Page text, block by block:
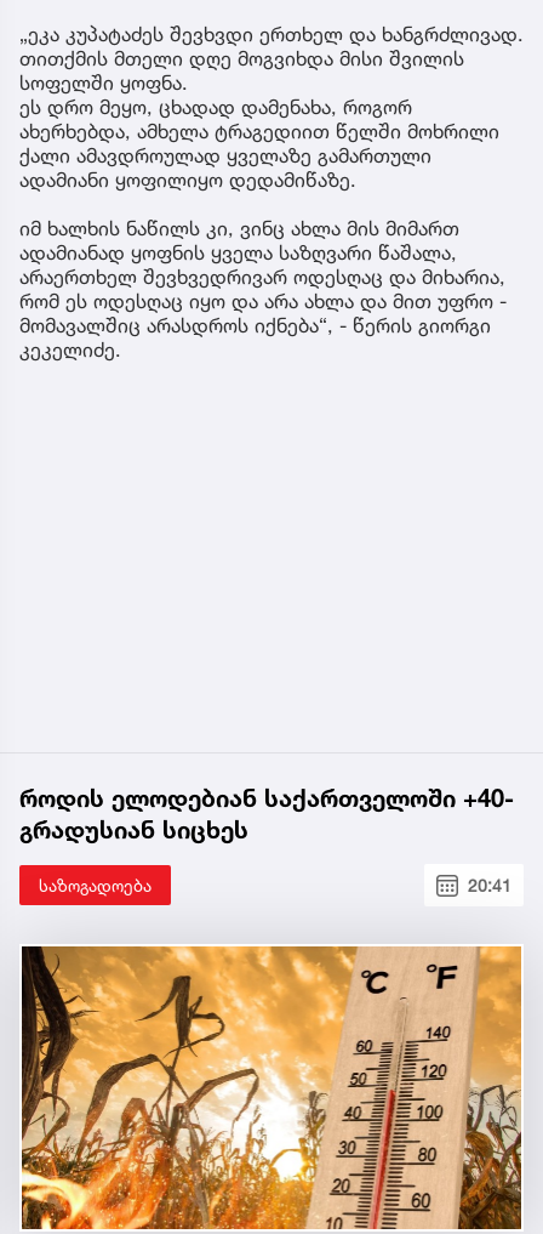
„ეკა კუპატაძეს შევხვდი ერთხელ და ხანგრძლივად.
თითქმის მთელი დღე მოგვიხდა მისი შვილის
სოფელში ყოფნა.
ეს დრო მეყო, ცხადად დამენახა, როგორ
ახერხებდა, ამხელა ტრაგედიით წელში მოხრილი
ქალი ამავდროულად ყველაზე გამართული
ადამიანი ყოფილიყო დედამიწაზე.
იმ ხალხის ნაწილს კი, ვინც ახლა მის მიმართ
ადამიანად ყოფნის ყველა საზღვარი წაშალა,
არაერთხელ შევხვედრივარ ოდესღაც და მიხარია,
რომ ეს ოდესღაც იყო და არა ახლა და მით უფრო -
მომავალშიც არასდროს იქნება“, - წერის გიორგი
კეკელიძე.
როდის ელოდებიან საქართველოში +40-
გრადუსიან სიცხეს
საზოგადოება 20:41